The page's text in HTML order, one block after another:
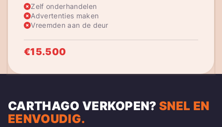
Zelf onderhandelen
Advertenties maken
Vreemden aan de deur
€15.500
CARTHAGO VERKOPEN?SNEL EN
EENVOUDIG.